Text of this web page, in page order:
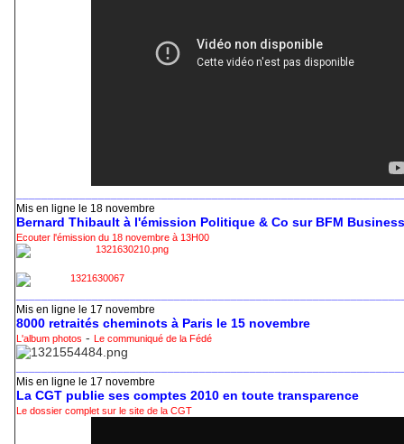
Mis en ligne le 18 novembre
Bernard Thibault à l'émission Politique & Co sur BFM Business
Ecouter l'émission du 18 novembre à 13H00
Mis en ligne le 17 novembre
8000 retraités cheminots à Paris le 15 novembre
L'album photos - Le communiqué de la Fédé
Mis en ligne le 17 novembre
La CGT publie ses comptes 2010 en toute transparence
Le dossier complet sur le site de la CGT